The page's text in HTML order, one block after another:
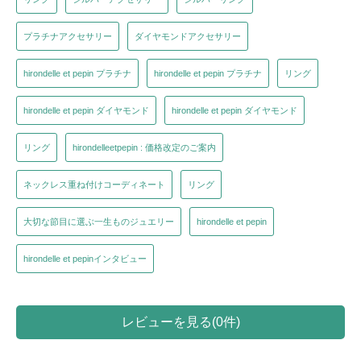
プラチナアクセサリー ダイヤモンドアクセサリー
hirondelle et pepin プラチナ hirondelle et pepin プラチナ リング
hirondelle et pepin ダイヤモンド hirondelle et pepin ダイヤモンド
リング hirondelleetpepin : 価格改定のご案内
ネックレス重ね付けコーディネート リング
大切な節目に選ぶ一生ものジュエリー hirondelle et pepin
hirondelle et pepinインタビュー
レビューを見る(0件)